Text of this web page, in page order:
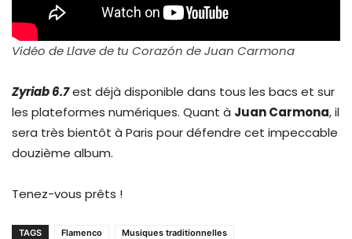
Vidéo de Llave de tu Corazón de Juan Carmona
Zyriab 6.7est déjà disponible dans tous les bacs et sur
les plateformes numériques. Quant à Juan Carmona, il
sera très bientôt à Paris pour défendre cet impeccable
douzième album.
Tenez-vous prêts !
TAGS Flamenco Musiques traditionnelles